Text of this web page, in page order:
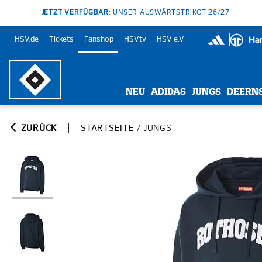
JETZT VERFÜGBAR: UNSER AUSWÄRTSTRIKOT 26/27
HSV.de Tickets Fanshop HSV.tv HSV e.V.
NEU ADIDAS JUNGS
ZURÜCK STARTSEITE / JUNGS